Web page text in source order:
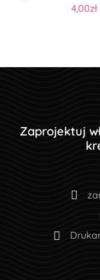
4,00zł
Zaprojektuj